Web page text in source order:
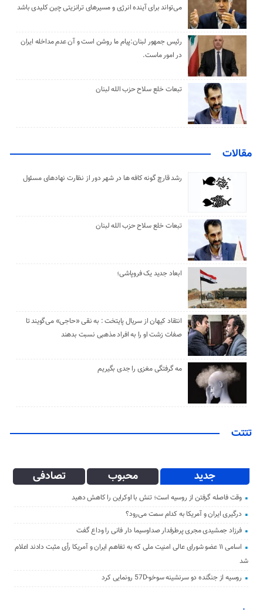
می‌تواند برای آینده انرژی و مسیرهای ترانزیتی چین کلیدی باشد
رئیس جمهور لبنان:پیام ما روشن است و آن عدم مداخله ایران
در امور ماست.
تبعات خلع سلاح حزب الله لبنان
مقالات
رشد قارچ گونه کافه ها در شهر دور از نظارت نهادهای مسئول
تبعات خلع سلاح حزب الله لبنان
ابعاد جدید یک فروپاشی؛
انتقاد کیهان از سریال پایتخت : به نقی «حاجی» می‌گویند تا
صفات زشت او را به افراد مذهبی نسبت بدهند
مه گرفتگی مغزی را جدی بگیریم
تتتت
جدید محبوب تصادفی
وقت فاصله گرفتن از روسیه است؛ تنش با اوکراین را کاهش دهید
درگیری ایران و آمریکا به کدام سمت می‌رود؟
فرزاد جمشیدی مجری پرطرفدار صداوسیما دار فانی را وداع گفت
اسامی ۱۱ عضو شورای عالی امنیت ملی که به تفاهم ایران و آمریکا رأی مثبت دادند اعلام
شد
روسیه از جنگنده دو سرنشینه سوخو-57D رونمایی کرد